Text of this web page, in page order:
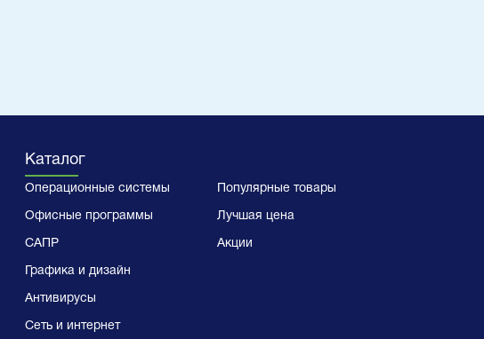
Каталог
Операционные системы
Офисные программы
САПР
Графика и дизайн
Антивирусы
Сеть и интернет
Популярные товары
Лучшая цена
Акции